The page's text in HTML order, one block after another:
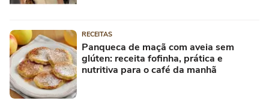
RECEITAS
Panqueca de maçã com aveia sem
glúten: receita fofinha, prática e
nutritiva para o café da manhã